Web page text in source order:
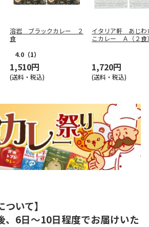
溶岩 ブラックカレー ２
食
4.0 （1）
1,510円
(送料・税込)
イタリア軒 あじわ
こカレー Ａ（２食
1,720円
(送料・税込)
ついて】
6日～10日程度でお届けいた